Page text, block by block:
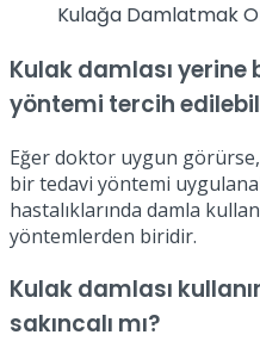
Kulağa Damlatmak
Kulak damlası
yöntemi tercih
Eğer doktor uygun
bir tedavi yöntemi
hastalıklarında damla
yöntemlerden biridir.
Kulak damlası
sakıncalı mı?